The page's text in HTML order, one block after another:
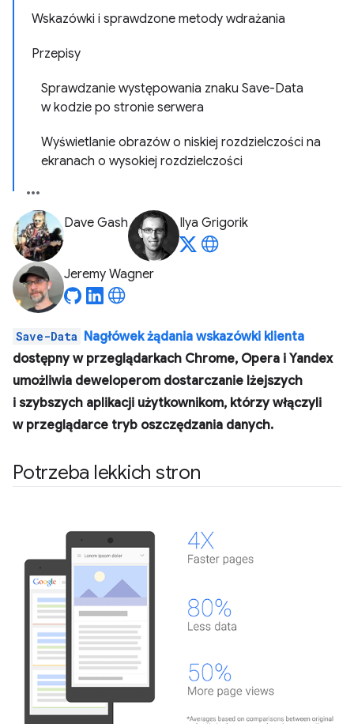
Wskazówki i sprawdzone metody wdrażania
Przepisy
Sprawdzanie występowania znaku Save-Data
w kodzie po stronie serwera
Wyświetlanie obrazów o niskiej rozdzielczości na
ekranach o wysokiej rozdzielczości
Dave Gash Ilya Grigorik
Jeremy Wagner
Save-Data Nagłówek żądania wskazówki klienta
dostępny w przeglądarkach Chrome, Opera i Yandex
umożliwia deweloperom dostarczanie lżejszych
i szybszych aplikacji użytkownikom, którzy włączyli
w przeglądarce tryb oszczędzania danych.
Potrzeba lekkich stron